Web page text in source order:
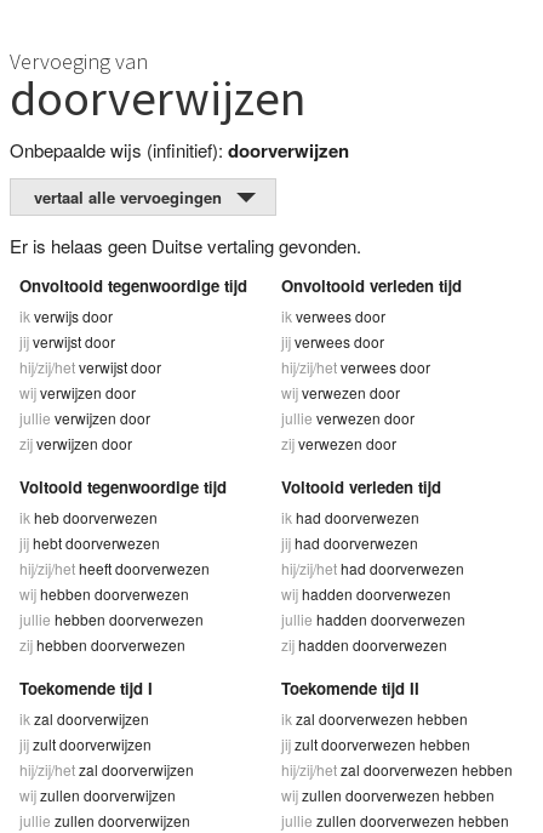
Vervoeging van
doorverwijzen
Onbepaalde wijs (infinitief): doorverwijzen
vertaal alle vervoegingen
Er is helaas geen Duitse vertaling gevonden.
Onvoltooid tegenwoordige tijd
ik verwijs door
jijverwijst door
hij/zij/hetverwijst door
wijverwijzen door
jullie verwijzen door
zijverwijzen door
Onvoltooid verleden tijd
ik verwees door
jijverwees door
hij/zij/hetverwees door
wijverwezen door
jullie verwezen door
zijverwezen door
Voltooid tegenwoordige tijd
ik heb doorverwezen
jijhebt doorverwezen
hij/zij/hetheeft doorverwezen
wijhebben doorverwezen
jullie hebben doorverwezen
zijhebben doorverwezen
Voltooid verleden tijd
ik had doorverwezen
jijhad doorverwezen
hij/zij/hethad doorverwezen
wijhadden doorverwezen
jullie hadden doorverwezen
zijhadden doorverwezen
Toekomende tijd I
ik zal doorverwijzen
jijzult doorverwijzen
hij/zij/hetzal doorverwijzen
wijzullen doorverwijzen
jullie zullen doorverwijzen
Toekomende tijd II
ik zal doorverwezen hebben
jijzult doorverwezen hebben
hij/zij/hetzal doorverwezen hebben
wijzullen doorverwezen hebben
jullie zullen doorverwezen hebben